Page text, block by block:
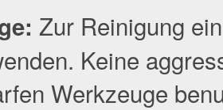
Zur Reinigung
Keine
Werkzeuge